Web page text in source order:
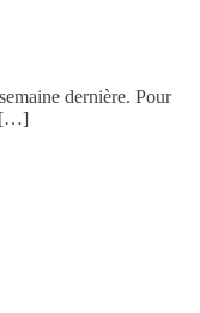
dernière. Pour
[…]